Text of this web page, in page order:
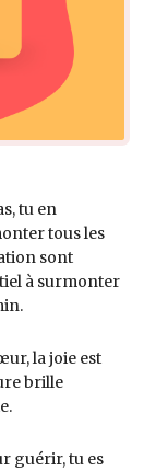
tu en
tous les
sont
à surmonter
la joie est
brille
guérir, tu es